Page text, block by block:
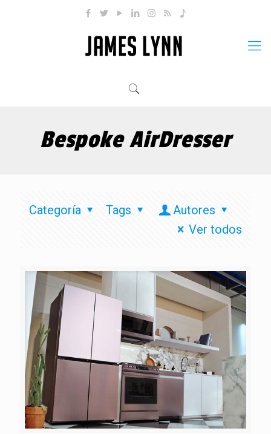
Bespoke AirDresser
Categoría Tags
Autores
Ver todos